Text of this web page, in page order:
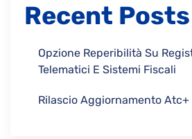
Recent Posts
Opzione Reperibilità Su
Telematici E Sistemi Fiscali
Rilascio Aggiornamento Atc+